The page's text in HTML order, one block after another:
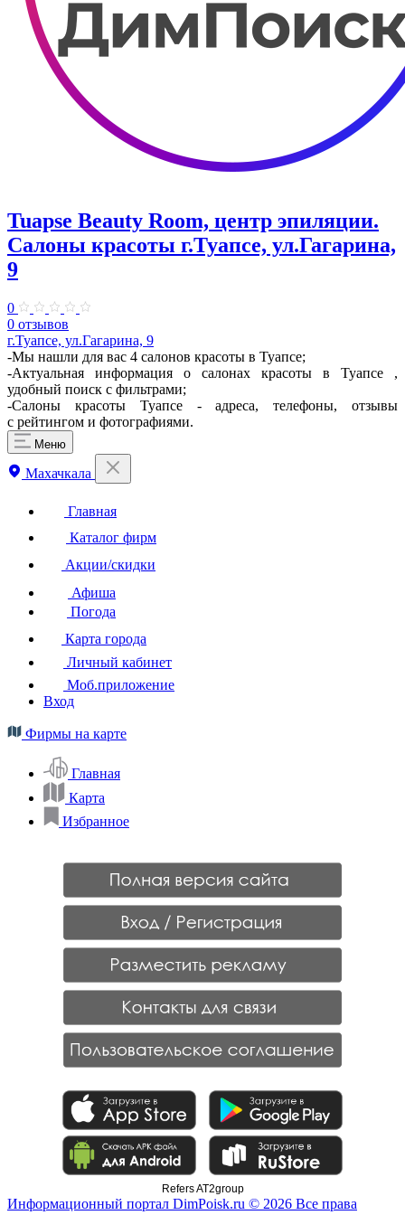
Tuapse Beauty Room, центр эпиляции.
Салоны красоты г.Туапсе, ул.Гагарина,
9
0
0 отзывов
г.Туапсе, ул.Гагарина, 9
-Мы нашли для вас 4 салонов красоты в Туапсе;
-Актуальная информация о салонах красоты в Туапсе ,
удобный поиск с фильтрами;
-Салоны красоты Туапсе - адреса, телефоны, отзывы
с рейтингом и фотографиями.
Меню
Махачкала
Главная
Каталог фирм
Акции/скидки
Афиша
Погода
Карта города
Личный кабинет
Моб.приложение
Вход
Фирмы на карте
Главная
Карта
Избранное
Refers AT2group
Информационный портал DimPoisk.ru © 2026 Все права